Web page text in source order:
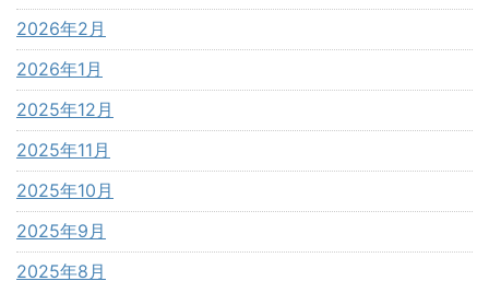
2026年2月
2026年1月
2025年12月
2025年11月
2025年10月
2025年9月
2025年8月